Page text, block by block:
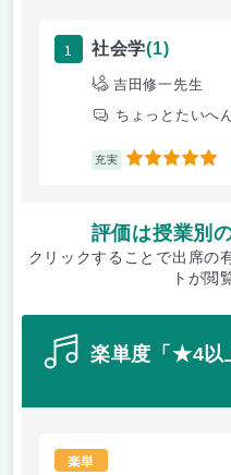
1 社会学(1)
吉田修一先生
ちょっとたいへ
充実 5
評価は授業別
クリックすることで出席の
トが閲
楽単度「★4以
楽単